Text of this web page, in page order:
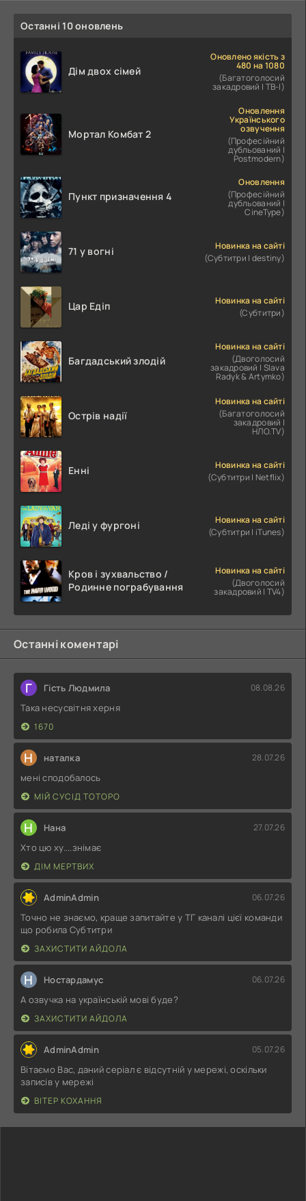
Останні 10 оновлень
Дім двох сімей
Оновлено якість з
480 на 1080
(Багатоголосий
закадровий | ТВ-І)
Мортал Комбат 2
Оновлення
Українського
озвучення
(Професійний
дубльований |
Postmodern)
Пункт призначення 4
Оновлення
(Професійний
дубльований |
CineType)
71 у вогні
Новинка на сайті
(Субтитри | destiny)
Цар Едіп
Новинка на сайті
(Субтитри)
Багдадський злодій
Новинка на сайті
(Двоголосий
закадровий | Slava
Radyk & Artymko)
Острів надії
Новинка на сайті
(Багатоголосий
закадровий |
НЛО.TV)
Енні
Новинка на сайті
(Субтитри | Netflix)
Леді у фургоні
Новинка на сайті
(Субтитри | iTunes)
Кров і зухвальство /
Родинне пограбування
Новинка на сайті
(Двоголосий
закадровий | TV4)
Останні коментарі
Г Гість Людмила 08.08.26
Така несусвітня херня
1670
Н наталка 28.07.26
мені сподобалось
МІЙ СУСІД ТОТОРО
Н Нана 27.07.26
Хто цю ху....знімає
ДІМ МЕРТВИХ
AdminAdmin 06.07.26
Точно не знаємо, краще запитайте у ТГ каналі цієї команди
що робила Субтитри
ЗАХИСТИТИ АЙДОЛА
Н Ностардамус 06.07.26
А озвучка на українській мові буде?
ЗАХИСТИТИ АЙДОЛА
AdminAdmin 05.07.26
Вітаємо Вас, даний серіал є відсутній у мережі, оскільки
записів у мережі
ВІТЕР КОХАННЯ